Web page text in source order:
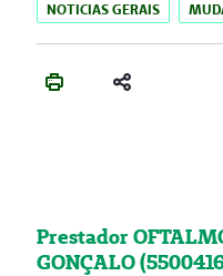
NOTICIAS GERAIS
Prestador
GONÇALO